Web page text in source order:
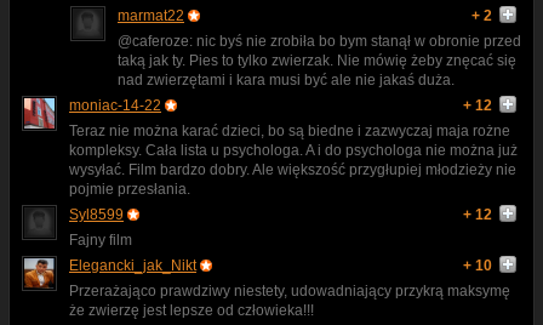
marmat22
+ 2
@caferoze: nic byś nie zrobiła bo bym stanął w obronie przed
taką jak ty. Pies to tylko zwierzak. Nie mówię żeby znęcać się
nad zwierzętami i kara musi być ale nie jakaś duża.
moniac-14-22
+ 12
Teraz nie można karać dzieci, bo są biedne i zazwyczaj maja rożne
kompleksy. Cała lista u psychologa. A i do psychologa nie można już
wysyłać. Film bardzo dobry. Ale większość przygłupiej młodzieży nie
pojmie przesłania.
Syl8599
+ 12
Fajny film
Elegancki_jak_Nikt
+ 10
Przerażająco prawdziwy niestety, udowadniający przykrą maksymę
że zwierzę jest lepsze od człowieka!!!